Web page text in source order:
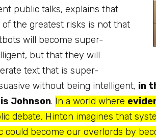
public talks, explains that
of the greatest risks is not that
will become super-
but that they will
text that is super-
without being intelligent, in
Johnson. In a world where
debate, Hinton imagines that
could become our overlords by